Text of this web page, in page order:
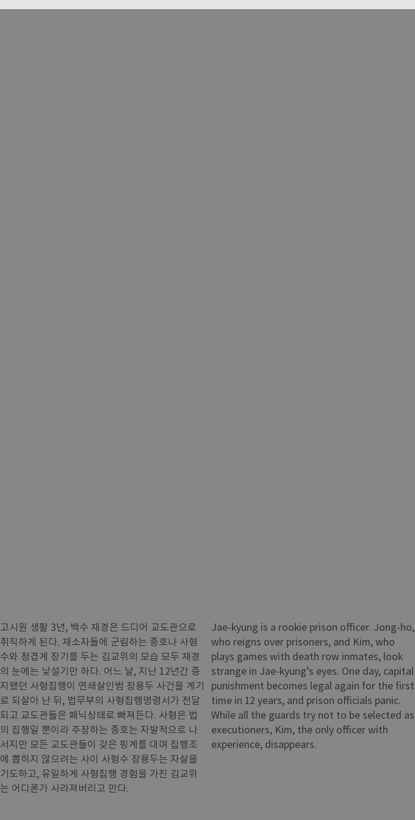
고시원 생활 3년, 백수 재경은 드디어 교도관으로
취직하게 된다. 재소자들에 군림하는 종호나 사형
수와 정겹게 장기를 두는 김교위의 모습 모두 재경
의 눈에는 낯설기만 하다. 어느 날, 지난 12년간 중
지됐던 사형집행이 연쇄살인범 장용두 사건을 계기
로 되살아 난 뒤, 법무부의 사형집행명령서가 전달
되고 교도관들은 패닉상태로 빠져든다. 사형은 법
의 집행일 뿐이라 주장하는 종호는 자발적으로 나
서지만 모든 교도관들이 갖은 핑계를 대며 집행조
에 뽑히지 않으려는 사이 사형수 장용두는 자살을
기도하고, 유일하게 사형집행 경험을 가진 김교위
는 어디론가 사라져버리고 만다.
Jae-kyung is a rookie prison officer. Jong-ho,
who reigns over prisoners, and Kim, who
plays games with death row inmates, look
strange in Jae-kyung’s eyes. One day, capital
punishment becomes legal again for the first
time in 12 years, and prison officials panic.
While all the guards try not to be selected as
executioners, Kim, the only officer with
experience, disappears.